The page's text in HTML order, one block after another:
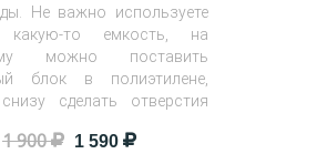
Не важно используете
то емкость, на
можно поставить
блок в полиэтилене,
сделать отверстия
1 900 1 590